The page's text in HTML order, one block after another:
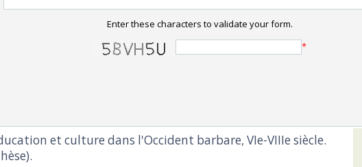
Enter these characters to validate your form.
*
et culture dans l'Occident barbare, VIe-VIIIe siècle.